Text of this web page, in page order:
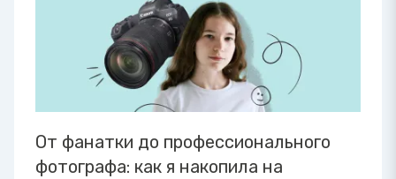
От фанатки до профессионального
фотографа: как я накопила на